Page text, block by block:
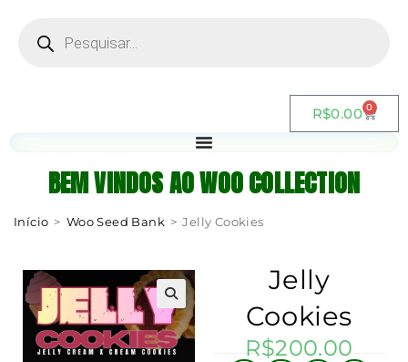
R$0.00 0
BEM VINDOS AO WOO COLLECTION
Início > Woo Seed Bank > Jelly Cookies
Jelly
Cookies
R$200.00